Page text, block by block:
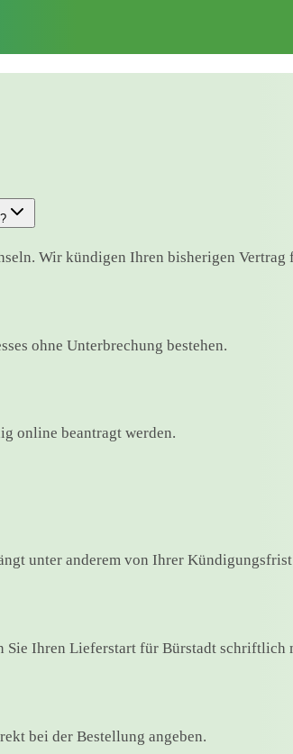
Wir kündigen Ihren bisherigen Vertrag
ohne Unterbrechung bestehen.
online beantragt werden.
unter anderem von Ihrer Kündigungsfrist
Sie Ihren Lieferstart für Bürstadt schriftlich
bei der Bestellung angeben.